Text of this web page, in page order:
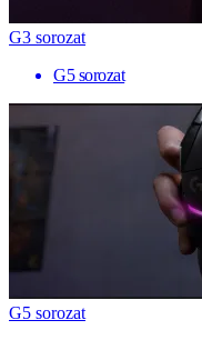
G3 sorozat
G5 sorozat
G5 sorozat